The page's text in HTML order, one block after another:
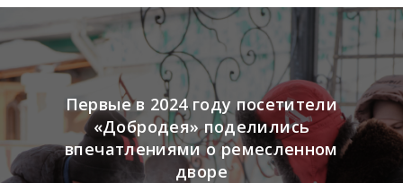
Первые в 2024 году посетители
«Добродея» поделились
впечатлениями о ремесленном
дворе